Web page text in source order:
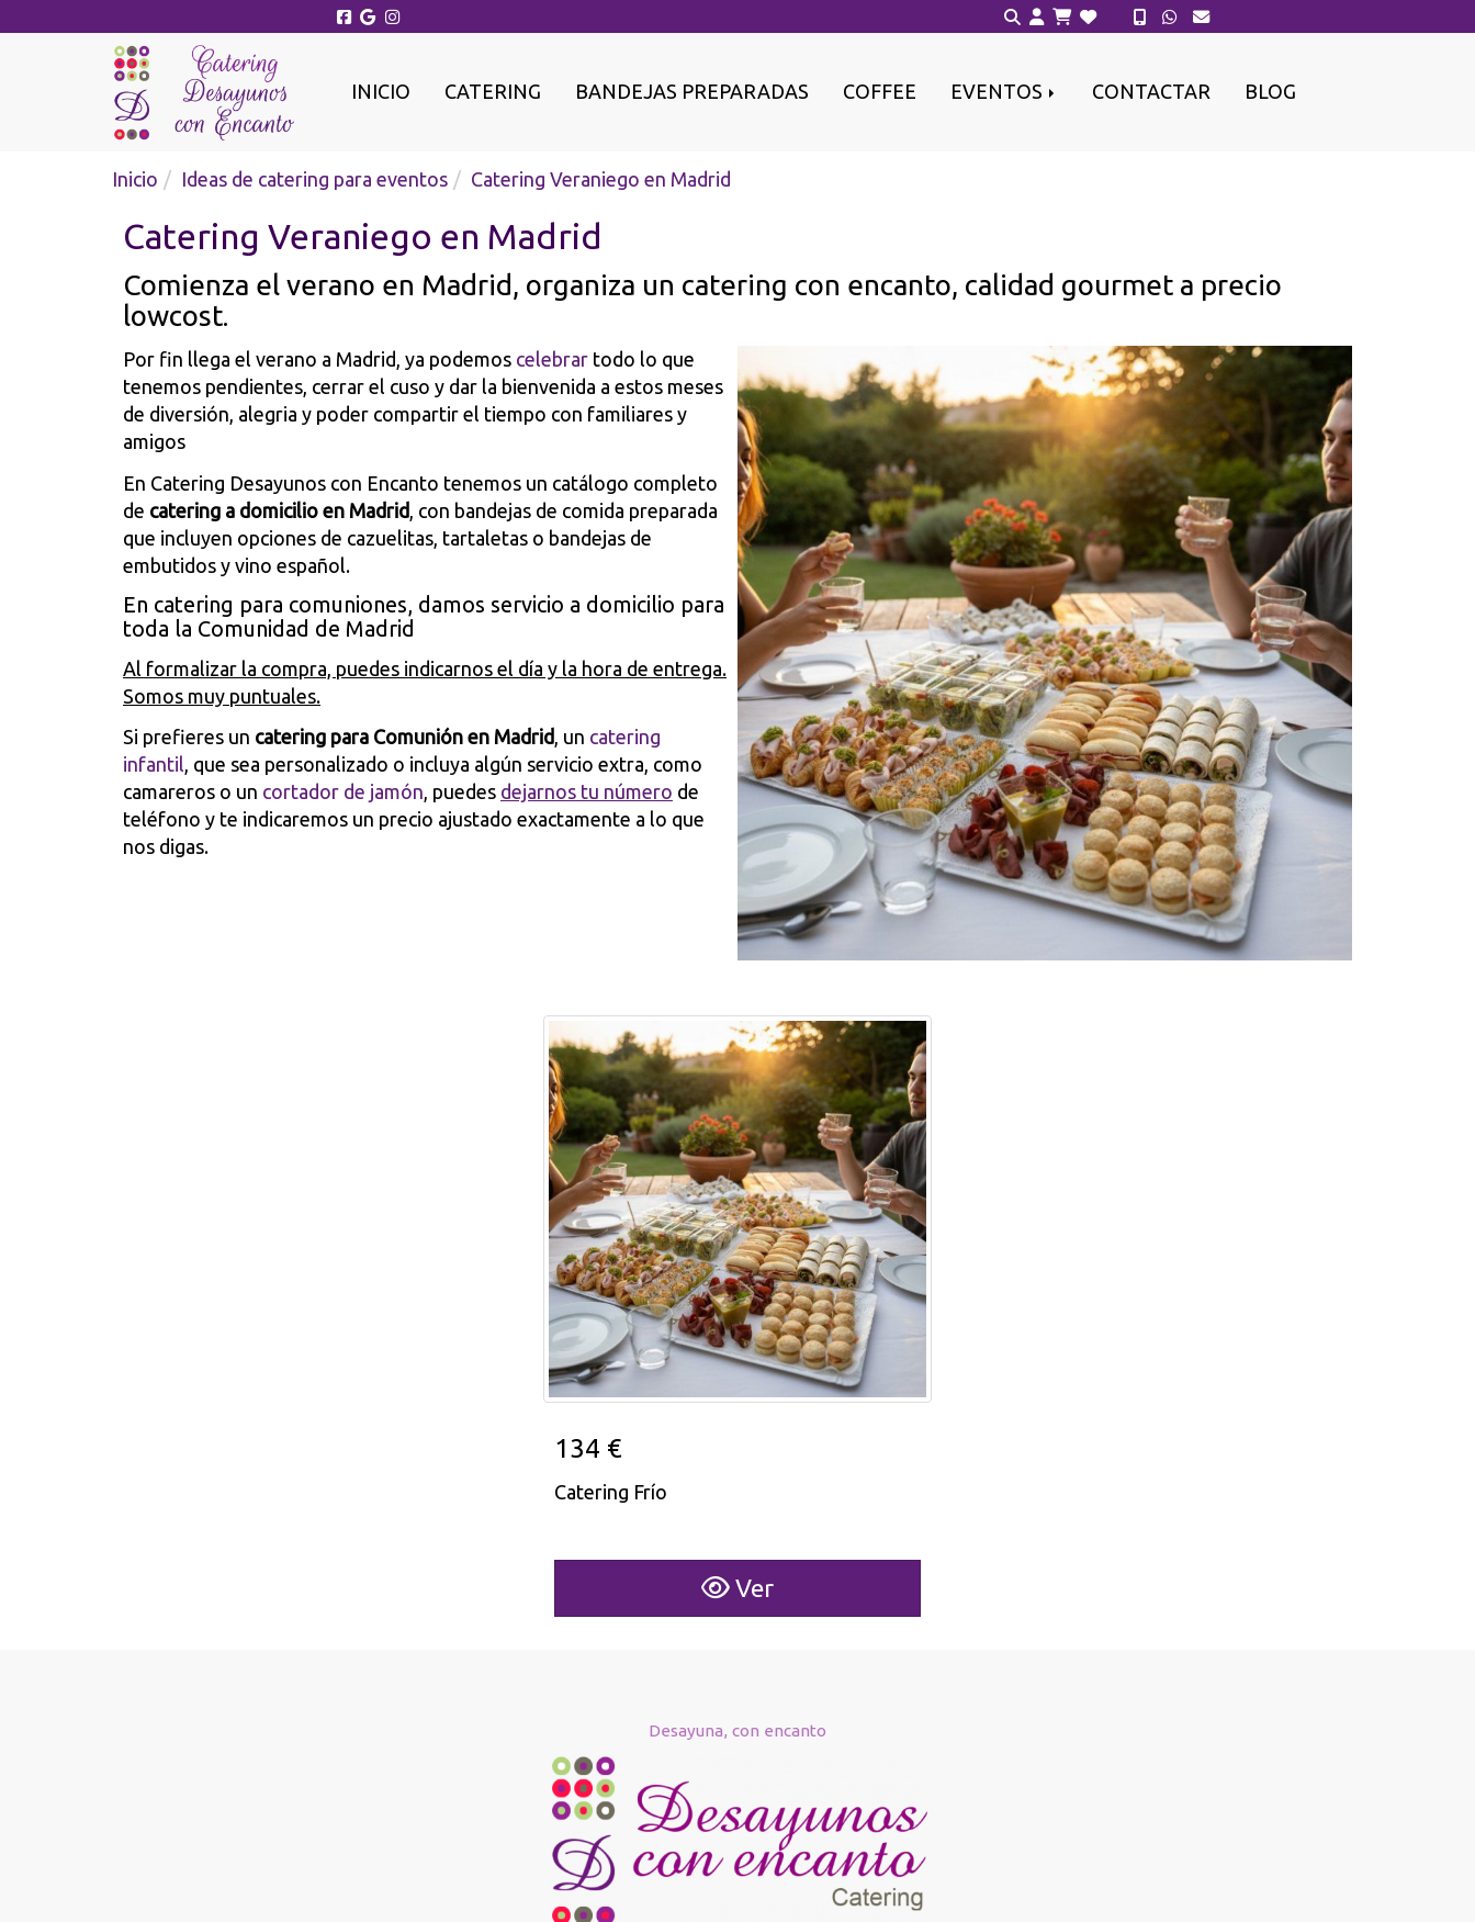
INICIO CATERING BANDEJAS PREPARADAS COFFEE EVENTOS CONTACTAR BLOG
Inicio Ideas de catering para eventos Catering Veraniego en Madrid
Catering Veraniego en Madrid
Comienza el verano en Madrid, organiza un catering con encanto, calidad gourmet a precio
lowcost.
Por fin llega el verano a Madrid, ya podemos celebrar todo lo que
tenemos pendientes, cerrar el cuso y dar la bienvenida a estos meses
de diversión, alegria y poder compartir el tiempo con familiares y
amigos
En Catering Desayunos con Encanto tenemos un catálogo completo
de catering a domicilio en Madrid , con bandejas de comida preparada
que incluyen opciones de cazuelitas, tartaletas o bandejas de
embutidos y vino español.
En catering para comuniones, damos servicio a domicilio para
toda la Comunidad de Madrid
Al formalizar la compra, puedes indicarnos el día y la hora de entrega.
Somos muy puntuales.
Si prefieres un catering para Comunión en Madrid, un catering
infantil, que sea personalizado o incluya algún servicio extra, como
camareros o un cortador de jamón, puedes dejarnos tu número de
teléfono y te indicaremos un precio ajustado exactamente a lo que
nos digas.
134 €
Catering Frío
Ver
Desayuna, con encanto